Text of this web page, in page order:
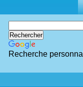
Recherche